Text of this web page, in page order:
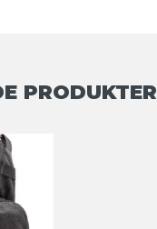
PRODUKTER